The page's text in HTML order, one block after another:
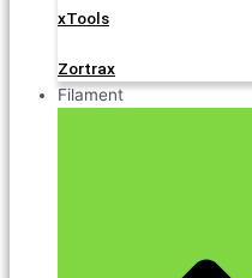
xTools
Zortrax
Filament